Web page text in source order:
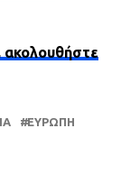
ακολουθήστε
ΕΥΡΏΠΗ